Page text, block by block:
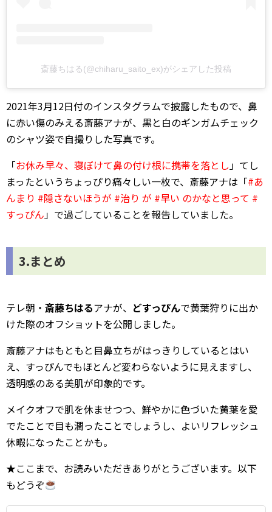
斎藤ちはる(@chiharu_saito_ex)がシェアした投稿
2021年3月12日付のインスタグラムで披露したもので、鼻
に赤い傷のみえる斎藤アナが、黒と白のギンガムチェック
のシャツ姿で自撮りした写真です。
「お休み早々、寝ぼけて鼻の付け根に携帯を落とし」てし
まったというちょっぴり痛々しい一枚で、斎藤アナは「#あ
んまり #隠さないほうが #治り が #早い のかなと思って #
すっぴん」で過ごしていることを報告していました。
3.まとめ
テレ朝・ 斎藤ちはるアナが、 どすっぴんで黄葉狩りに出か
けた際のオフショットを公開しました。
斎藤アナはもともと目鼻立ちがはっきりしているとはい
え、すっぴんでもほとんど変わらないように見えますし、
透明感のある美肌が印象的です。
メイクオフで肌を休ませつつ、鮮やかに色づいた黄葉を愛
でたことで目も潤ったことでしょうし、よいリフレッシュ
休暇になったことかも。
★ここまで、お読みいただきありがとうございます。以下
もどうぞ